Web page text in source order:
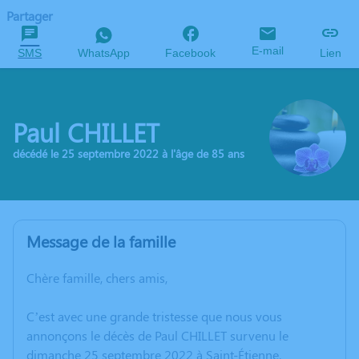
Partager
SMS WhatsApp Facebook E-mail Lien
Paul CHILLET
décédé le 25 septembre 2022 à l'âge de 85 ans
Message de la famille
Chère famille, chers amis,
C’est avec une grande tristesse que nous vous
annonçons le décès de Paul CHILLET survenu le
dimanche 25 septembre 2022 à Saint-Étienne.